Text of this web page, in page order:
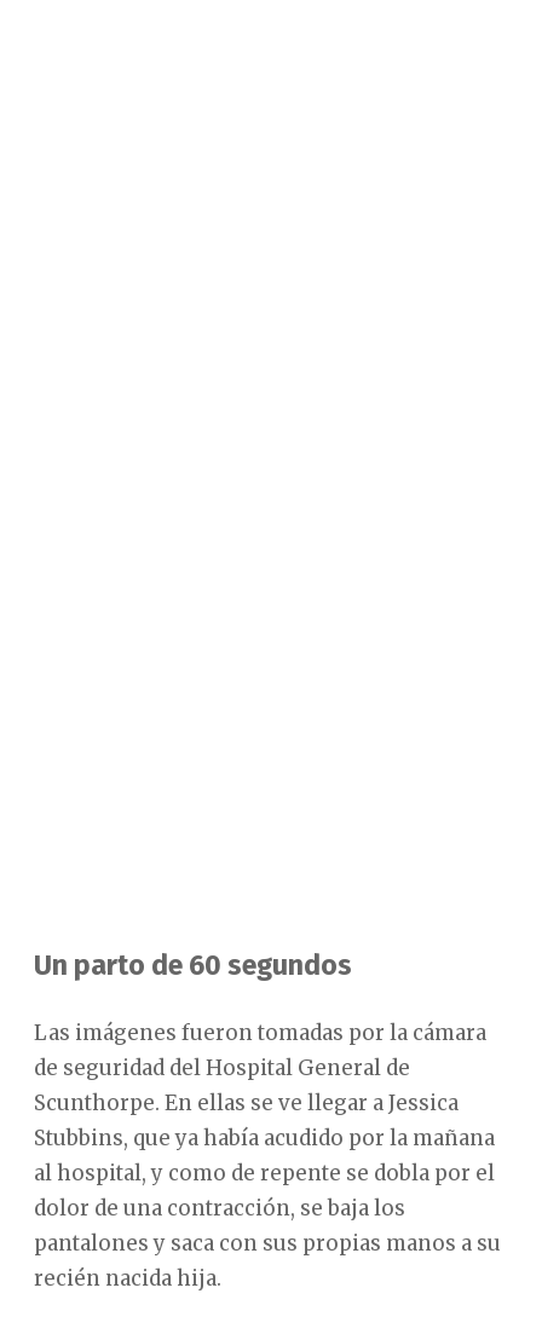
Un parto de 60 segundos
Las imágenes fueron tomadas por la cámara
de seguridad del Hospital General de
Scunthorpe. En ellas se ve llegar a Jessica
Stubbins, que ya había acudido por la mañana
al hospital, y como de repente se dobla por el
dolor de una contracción, se baja los
pantalones y saca con sus propias manos a su
recién nacida hija.